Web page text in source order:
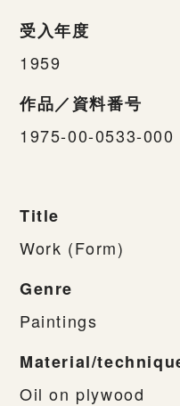
受入年度
1959
作品／資料番号
1975-00-0533-000
Title
Work (Form)
Genre
Paintings
Material/
Oil on plywood